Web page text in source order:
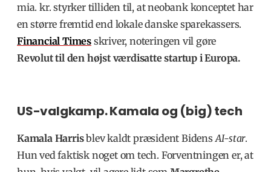
mia. kr. styrker tilliden til, at neobank konceptet har
en større fremtid end lokale danske sparekassers.
Financial Times skriver, noteringen vil gøre
Revolut til den højst værdisatte startup i Europa.
US-valgkamp. Kamala og (big) tech
Kamala Harrisblev kaldt præsident Bidens AI-star.
Hun ved faktisk noget om tech. Forventningen er, at